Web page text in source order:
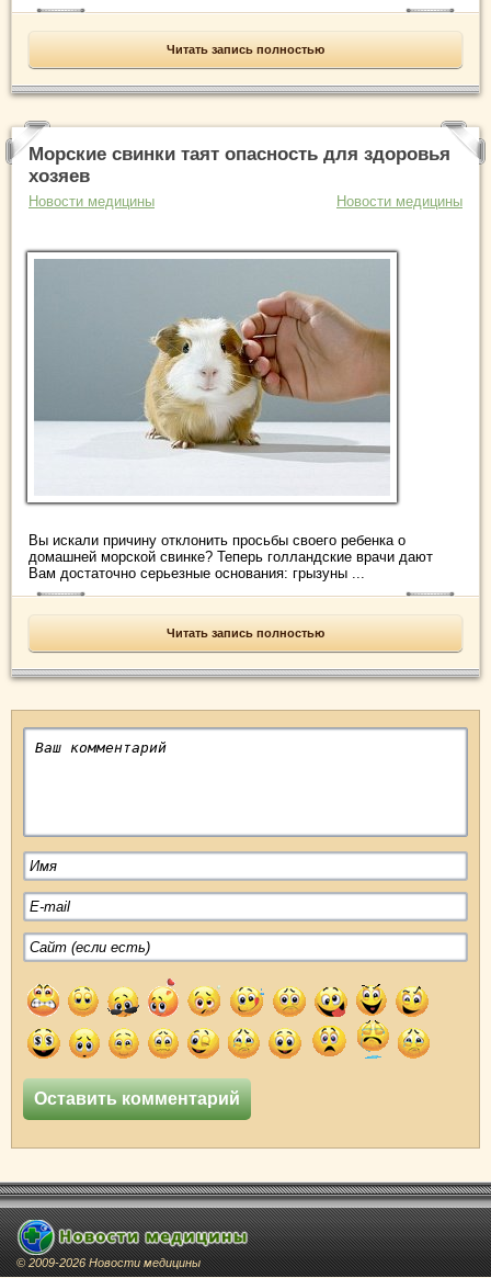
Читать запись полностью
Морские свинки таят опасность для здоровья
хозяев
Новости медицины Новости медицины
Вы искали причину отклонить просьбы своего ребенка о
домашней морской свинке? Теперь голландские врачи дают
Вам достаточно серьезные основания: грызуны ...
Читать запись полностью
© 2009-2026 Новости медицины